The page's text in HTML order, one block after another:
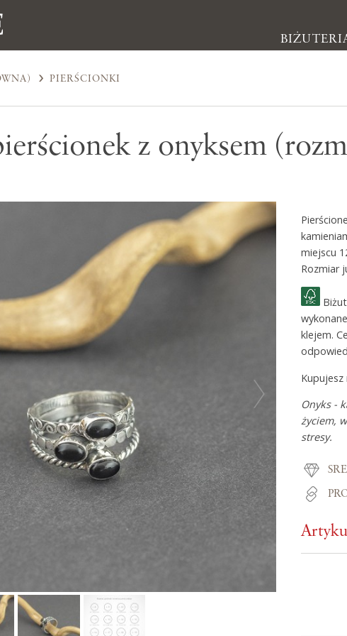
Inne
Z
O
Jak to
PIERŚCIONKI
z onyksem
miejscu
Rozmiar
klejem.
Kupujesz
Onyks -
życiem,
stresy.